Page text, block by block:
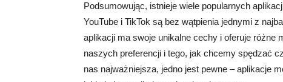
Podsumowując, istnieje wiele popularnych
YouTube i TikTok są bez wątpienia jednymi z
aplikacji ma swoje unikalne cechy i oferuje różne
naszych preferencji i tego, jak chcemy spędzać
nas najważniejsza, jedno jest pewne – aplikacje